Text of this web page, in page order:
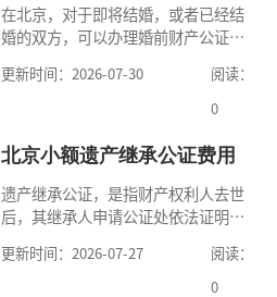
道北京公证需要什么材料,北京公证需
要多少钱？北京公
在北京，对于即将结婚，或者已经结
婚的双方，可以办理婚前财产公证，
式，可以避免个人财产引发的纠纷，
但是，在北京办理婚前财产公证，除
料外，公证咨询告诉大家，我们有必
京婚前财产公证机构？了解这些不仅
有利于我们根
更新时间：2026-07-30
阅读：
0
北京小额遗产继承公证费用
遗产继承公证，是指财产权利人去世
后，其继承人申请公证处依法证明继
的证明活动。通过公证，继承人可以
拿着享有继承权的公证书办理遗产过
更新时间：2026-07-27
阅读：
0